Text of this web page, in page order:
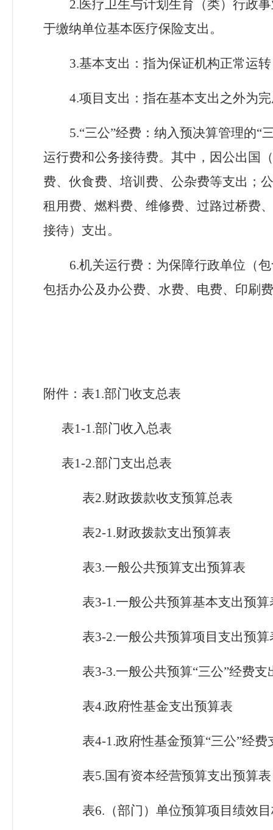
2.医疗卫生与计划生育（类）行政
于缴纳单位基本医疗保险支出。
3.基本支出：指为保证机构正常运
4.项目支出：指在基本支出之外为
5.“三公”经费：纳入预决算管理的
运行费和公务接待费。其中，因公出国
费、伙食费、培训费、公杂费等支出；
租用费、燃料费、维修费、过路过桥费
接待）支出。
6.机关运行费：为保障行政单位（
包括办公及办公费、水费、电费、印刷
附件：表1.部门收支总表
表1-1.部门收入总表
表1-2.部门支出总表
表2.财政拨款收支预算总表
表2-1.财政拨款支出预算表
表3.一般公共预算支出预算表
表3-1.一般公共预算基本支出预算
表3-2.一般公共预算项目支出预算
表3-3.一般公共预算“三公”经费支
表4.政府性基金支出预算表
表4-1.政府性基金预算“三公”经费
表5.国有资本经营预算支出预算表
表6.（部门）单位预算项目绩效